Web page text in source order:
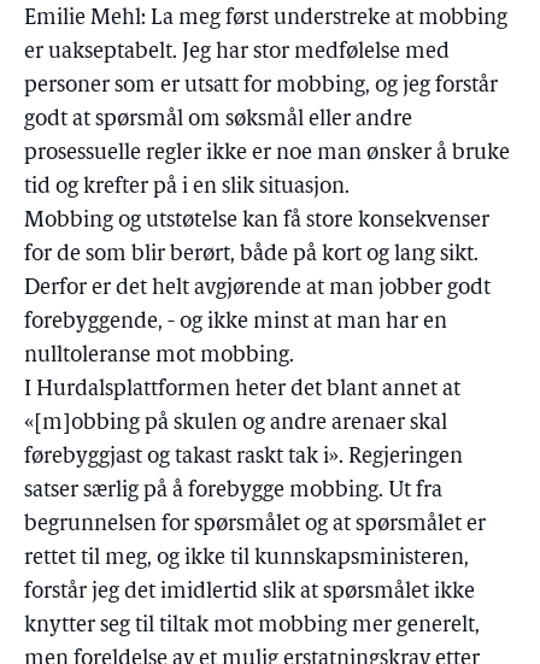
Emilie Mehl: La meg først understreke at mobbing
er uakseptabelt. Jeg har stor medfølelse med
personer som er utsatt for mobbing, og jeg forstår
godt at spørsmål om søksmål eller andre
prosessuelle regler ikke er noe man ønsker å bruke
tid og krefter på i en slik situasjon.
Mobbing og utstøtelse kan få store konsekvenser
for de som blir berørt, både på kort og lang sikt.
Derfor er det helt avgjørende at man jobber godt
forebyggende, - og ikke minst at man har en
nulltoleranse mot mobbing.
I Hurdalsplattformen heter det blant annet at
«[m]obbing på skulen og andre arenaer skal
førebyggjast og takast raskt tak i». Regjeringen
satser særlig på å forebygge mobbing. Ut fra
begrunnelsen for spørsmålet og at spørsmålet er
rettet til meg, og ikke til kunnskapsministeren,
forstår jeg det imidlertid slik at spørsmålet ikke
knytter seg til tiltak mot mobbing mer generelt,